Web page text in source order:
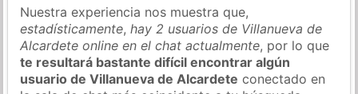
Nuestra experiencia nos muestra que,
estadísticamente,hay 2 usuarios de Villanueva de
Alcardete online en el chat actualmente, por lo que
te resultará bastante difícil encontrar algún
usuario de Villanueva de Alcardete conectado en